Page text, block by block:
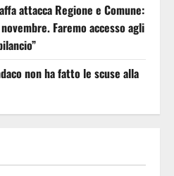
attacca Regione e Comune:
Faremo accesso agli
non ha fatto le scuse alla